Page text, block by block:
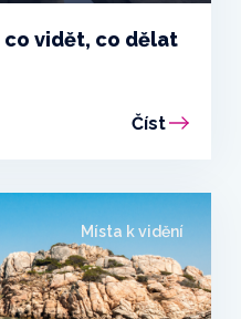
co vidět, co dělat
Číst
Místa k vidění